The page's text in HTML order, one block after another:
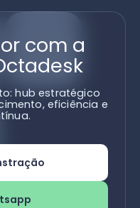
com a
hub estratégico
eficiência e